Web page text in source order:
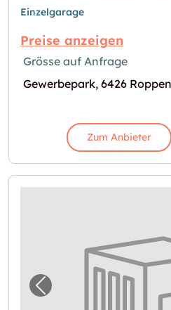
Einzelgarage
Preise anzeigen
Grösse auf Anfrage
Gewerbepark, 6426 Roppen
Zum Anbieter
Vorheriges Bild für